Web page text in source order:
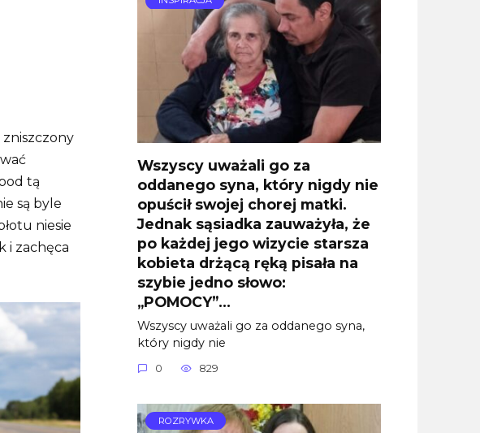
zniszczony
tą
są byle
niesie
i zachęca
Wszyscy uważali go za
oddanego syna, który nigdy nie
opuścił swojej chorej matki.
Jednak sąsiadka zauważyła, że
po każdej jego wizycie starsza
kobieta drżącą ręką pisała na
szybie jedno słowo:
„POMOCY”…
Wszyscy uważali go za oddanego syna,
który nigdy nie
0 829
ROZRYWKA